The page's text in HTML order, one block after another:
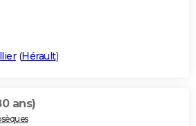
(Hérault)
ans)